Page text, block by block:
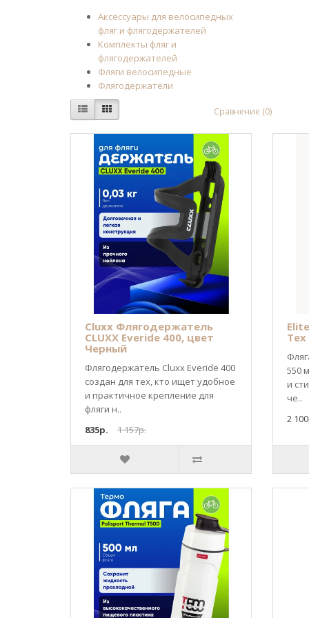
Аксессуары для велосипедных
фляг и флягодержателей
Комплекты фляг и
флягодержателей
Фляги велосипедные
Флягодержатели
Сравнение (0)
Cluxx Флягодержатель
CLUXX Everide 400, цвет
Черный
Флягодержатель Cluxx Everide 400
создан для тех, кто ищет удобное
и практичное крепление для
фляги н..
835р.
1 157р.
550
и
че..
2